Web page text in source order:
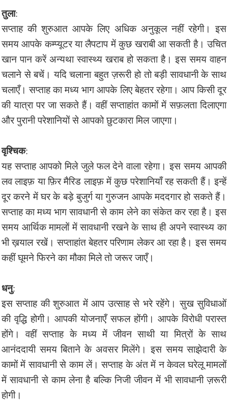
तुला:
सप्ताह की शुरुआत आपके लिए अधिक अनुकूल नहीं रहेगी। इस
समय आपके कम्प्यूटर या लैपटाप में कुछ खराबी आ सकती है। उचित
खान पान करें अन्यथा स्वास्थ्य खराब हो सकता है। इस समय वाहन
चलाने से बचें। यदि चलाना बहुत ज़रूरी हो तो बड़ी सावधानी के साथ
चलाएँ। सप्ताह का मध्य भाग आपके लिए बेहतर रहेगा। आप किसी दूर
की यात्रा पर जा सकते हैं। वहीं सप्ताहांत कामों में सफ़लता दिलाएगा
और पुरानी परेशानियों से आपको छुटकारा मिल जाएगा।
वृश्चिक:
यह सप्ताह आपको मिले जुले फल देने वाला रहेगा। इस समय आपकी
लव लाइफ़ या फ़िर मैरिड लाइफ़ में कुछ परेशानियाँ रह सकती हैं। इन्हें
दूर करने में घर के बड़े बुजुर्ग या गुरुजन आपके मददगार हो सकते हैं।
सप्ताह का मध्य भाग सावधानी से काम लेने का संकेत कर रहा है। इस
समय आर्थिक मामलों में सावधानी रखने के साथ ही अपने स्वास्थ्य का
भी ख़याल रखें। सप्ताहांत बेहतर परिणाम लेकर आ रहा है। इस समय
कहीं घूमने फिरने का मौका मिले तो जरूर जाएँ।
धनु:
इस सप्ताह की शुरुआत में आप उत्साह से भरे रहेंगे। सुख सुविधाओं
की वृद्धि होगी। आपकी योजनाएँ सफल होंगी। आपके विरोधी परास्त
होंगे। वहीं सप्ताह के मध्य में जीवन साथी या मित्रों के साथ
आनंददायी समय बिताने के अवसर मिलेंगे। इस समय साझेदारी के
कामों में सावधानी से काम लें। सप्ताह के अंत में न केवल घरेलू मामलों
में सावधानी से काम लेना है बल्कि निजी जीवन में भी सावधानी ज़रूरी
होगी।